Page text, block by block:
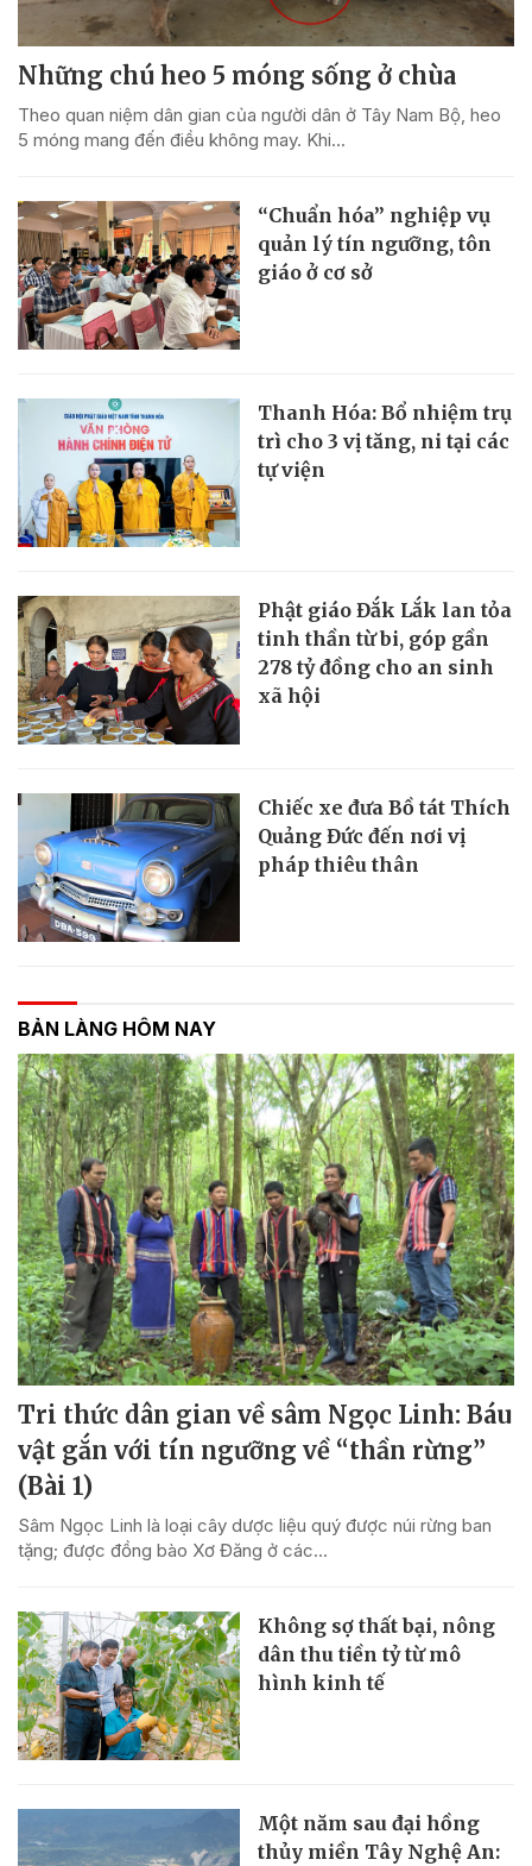
Những chú heo 5 móng sống ở chùa
Theo quan niệm dân gian của người dân ở Tây Nam Bộ, heo
5 móng mang đến điều không may. Khi...
“Chuẩn hóa” nghiệp vụ
quản lý tín ngưỡng, tôn
giáo ở cơ sở
Thanh Hóa: Bổ nhiệm trụ
trì cho 3 vị tăng, ni tại các
tự viện
Phật giáo Đắk Lắk lan tỏa
tinh thần từ bi, góp gần
278 tỷ đồng cho an sinh
xã hội
Chiếc xe đưa Bồ tát Thích
Quảng Đức đến nơi vị
pháp thiêu thân
BẢN LÀNG HÔM NAY
Tri thức dân gian về sâm Ngọc Linh: Báu
vật gắn với tín ngưỡng về “thần rừng”
(Bài 1)
Sâm Ngọc Linh là loại cây dược liệu quý được núi rừng ban
tặng; được đồng bào Xơ Đăng ở các...
Không sợ thất bại, nông
dân thu tiền tỷ từ mô
hình kinh tế
Một năm sau đại hồng
thủy miền Tây Nghệ An: